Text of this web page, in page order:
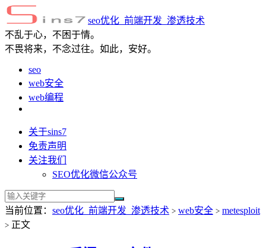
seo优化_前端开发_渗透技术
不乱于心，不困于情。
不畏将来，不念过往。如此，安好。
seo
web安全
web编程
关于sins7
免责声明
关注我们
SEO优化微信公众号
当前位置： seo优化_前端开发_渗透技术 > web安全 > metesploit
> 正文